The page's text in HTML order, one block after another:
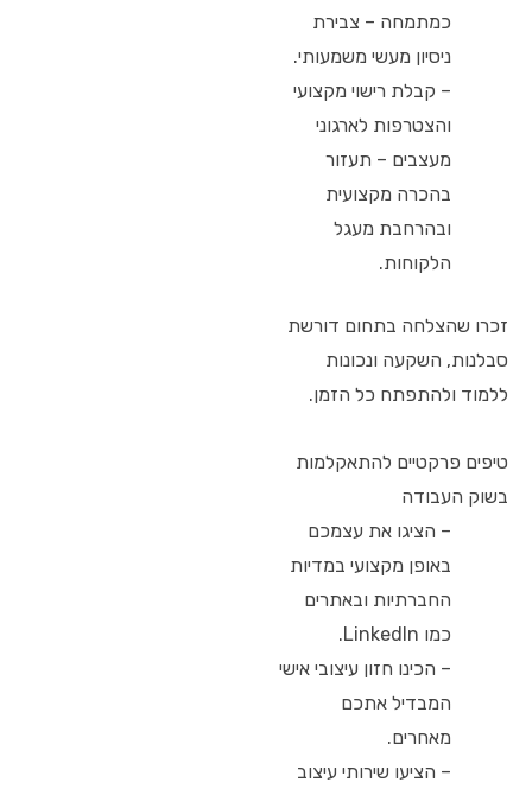
כמתמחה – צבירת
ניסיון מעשי משמעותי.
– קבלת רישוי מקצועי
והצטרפות לארגוני
מעצבים – תעזור
בהכרה מקצועית
ובהרחבת מעגל
הלקוחות.
זכרו שהצלחה בתחום דורשת
סבלנות, השקעה ונכונות
ללמוד ולהתפתח כל הזמן.
טיפים פרקטיים להתאקלמות
בשוק העבודה
– הציגו את עצמכם
באופן מקצועי במדיות
החברתיות ובאתרים
כמו LinkedIn.
– הכינו חזון עיצובי אישי
המבדיל אתכם
מאחרים.
– הציעו שירותי עיצוב